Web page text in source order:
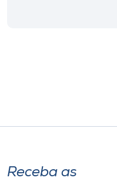
o idioma
Receba as